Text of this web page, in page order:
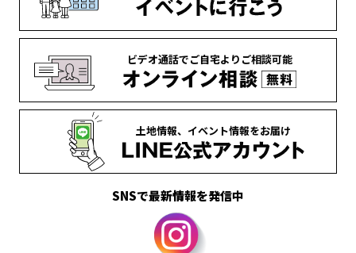
ビデオ通話でご自宅より ご相談可能
土地情報、 イベント情報をお届け
SNSで最新情報を発信中